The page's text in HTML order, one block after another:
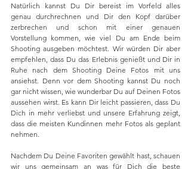
Natürlich kannst Du Dir bereist im Vorfeld alles
genau durchrechnen und Dir den Kopf darüber
zerbrechen und schon mit einer genauen
Vorstellung kommen, wie viel Du am Ende beim
Shooting ausgeben möchtest. Wir würden Dir aber
empfehlen, dass Du das Erlebnis genießt und Dir in
Ruhe nach dem Shooting Deine Fotos mit uns
ansiehst. Denn vor dem Shooting kannst Du noch
gar nicht wissen, wie wunderbar Du auf Deinen Fotos
aussehen wirst. Es kann Dir leicht passieren, dass Du
Dich in mehr verliebst und unsere Erfahrung zeigt,
dass die meisten Kundinnen mehr Fotos als geplant
nehmen.
Nachdem Du Deine Favoriten gewählt hast, schauen
wir uns gemeinsam an was für Dich die beste